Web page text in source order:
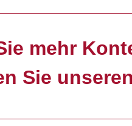
mehr
Sie